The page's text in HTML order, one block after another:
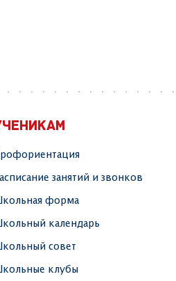
занятий и звонков
форма
календарь
совет
клубы